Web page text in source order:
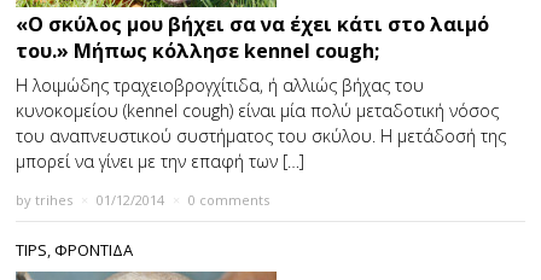
«Ο σκύλος μου βήχει σα να έχει κάτι στο λαιμό
του.» Μήπως κόλλησε kennel cough;
Η λοιμώδης τραχειοβρογχίτιδα, ή αλλιώς βήχας του
κυνοκομείου (kennel cough) είναι μία πολύ μεταδοτική νόσος
του αναπνευστικού συστήματος του σκύλου. Η μετάδοσή της
μπορεί να γίνει με την επαφή των […]
bytrihes 01/12/2014 0 comments
TIPS,ΦΡΟΝΤΙΔΑ